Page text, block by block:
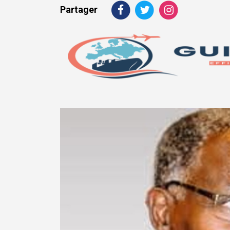
Partager